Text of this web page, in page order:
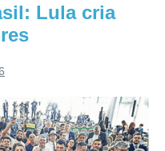
Lula cria